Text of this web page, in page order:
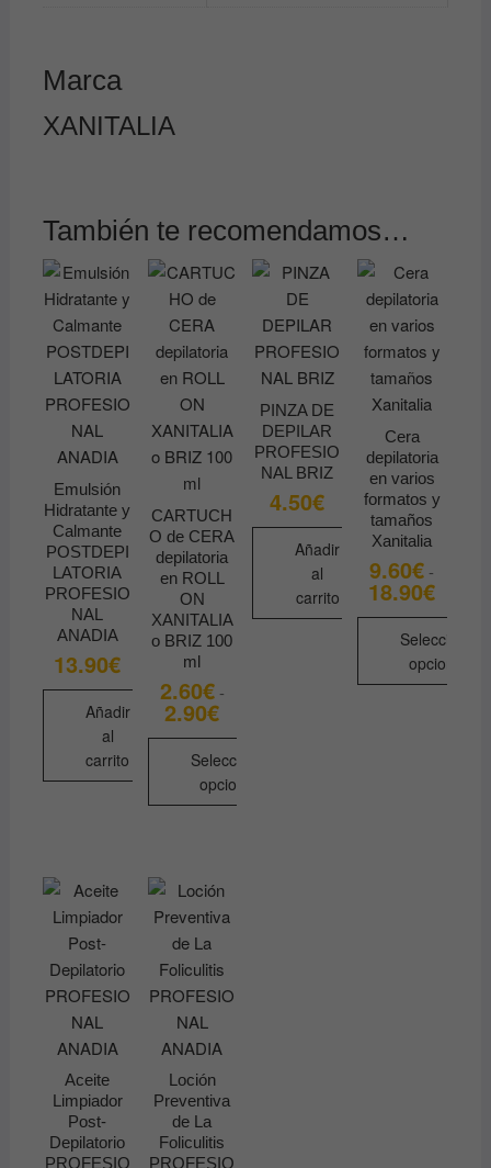
Marca
XANITALIA
También te recomendamos…
Emulsión
Hidratante y
Calmante
POSTDEPI
LATORIA
PROFESIO
NAL
ANADIA
13.90€
Añadir
al
carrito
CARTUCH
O de CERA
depilatoria
en ROLL
ON
XANITALIA
o BRIZ 100
ml
2.60€ -
2.90€Rango
de
precios:
desde
2.60€
hasta
2.90€
Seleccionar
opciones
múltiples
variantes.
Las
opciones
se
pueden
elegir
en
la
página
de
PINZA DE
DEPILAR
PROFESIO
NAL BRIZ
4.50€
Añadir
al
carrito
Cera
depilatoria
en varios
formatos y
tamaños
Xanitalia
9.60€ -
18.90€Rango
de
precios:
desde
9.60€
hasta
18.90€
Seleccionar
opciones
Aceite
Limpiador
Post-
Depilatorio
PROFESIO
Loción
Preventiva
de La
Foliculitis
PROFESIO